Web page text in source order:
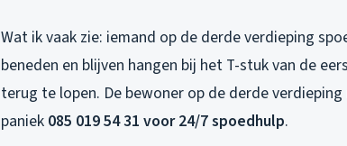
Wat ik vaak zie: iemand op de derde verdieping
beneden en blijven hangen bij het T-stuk van de
terug te lopen. De bewoner op de derde
paniek 085 019 54 31 voor 24/7 spoedhulp.